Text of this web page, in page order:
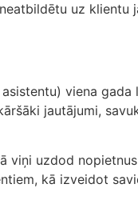
uz
viena
jautājumi,
uzdod
kā izveidot